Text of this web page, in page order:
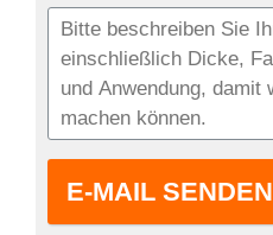
E-MAIL SENDEN